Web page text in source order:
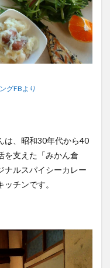
グFBより
は、昭和30年代から40
を支えた「みかん倉
ナルスパイシーカレー
チンです。